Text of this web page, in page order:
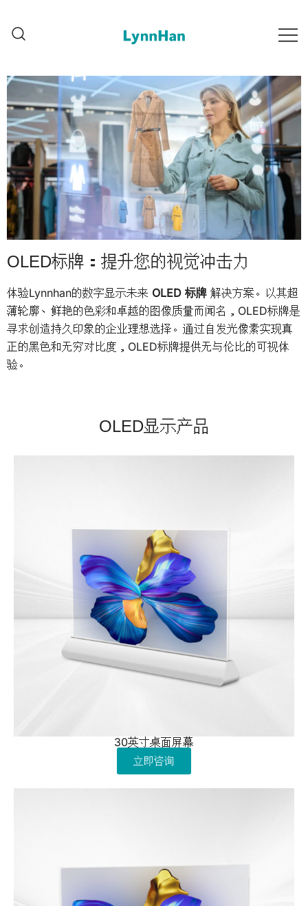
LED/OLED/LCD/E-paper 数字
标牌
LED/OLED/LCD/E-paper 数字标牌
OLED标牌：提升您的视觉冲击力
体验Lynnhan的数字显示未来 OLED 标牌 解决方案。以其超
薄轮廓、鲜艳的色彩和卓越的图像质量而闻名，OLED标牌是
寻求创造持久印象的企业理想选择。通过自发光像素实现真
正的黑色和无穷对比度，OLED标牌提供无与伦比的可视体
验。
OLED显示产品
30英寸桌面屏幕
立即咨询